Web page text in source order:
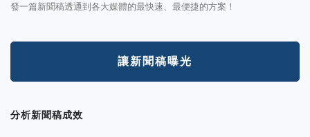
發一篇新聞稿透通到各大媒體的最快速、最便捷的方案！
讓新聞稿曝光
分析新聞稿成效